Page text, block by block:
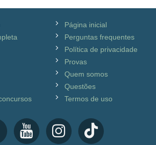
Página inicial
Perguntas frequentes
Política de privacidade
Provas
Quem somos
Questões
Termos de uso